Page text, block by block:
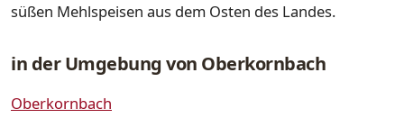
süßen Mehlspeisen aus dem Osten des Landes.
in der Umgebung von Oberkornbach
Oberkornbach